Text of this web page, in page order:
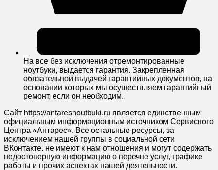
На все без исключения отремонтированные
ноутбуки, выдается гарантия. Закрепленная
обязательной выдачей гарантийных документов, на
основании которых мы осуществляем гарантийный
ремонт, если он необходим.
Сайт https://antaresnoutbuki.ru является единственным
официальным информационным источником Сервисного
Центра «Антарес». Все остальные ресурсы, за
исключением нашей группы в социальной сети
ВКонтакте, не имеют к нам отношения и могут содержать
недостоверную информацию о перечне услуг, графике
работы и прочих аспектах нашей деятельности.